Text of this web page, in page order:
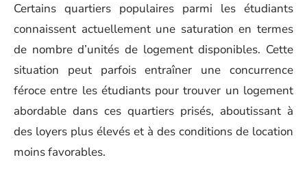
Certains quartiers populaires parmi les étudiants
connaissent actuellement une saturation en termes
de nombre d’unités de logement disponibles. Cette
situation peut parfois entraîner une concurrence
féroce entre les étudiants pour trouver un logement
abordable dans ces quartiers prisés, aboutissant à
des loyers plus élevés et à des conditions de location
moins favorables.